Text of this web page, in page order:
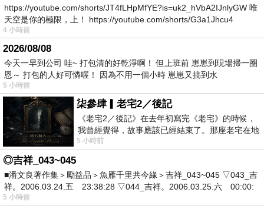
https://youtube.com/shorts/JT4fLHpMfYE?is=uk2_hVbA2IJnlyGW 唯
天空是你的極限，上！ https://youtube.com/shorts/G3a1Jhcu4
4 小時前
2026/08/08
今天一早到公司 哇~ 打包清的好乾淨啊！ 但上班前 崽崽到現場掃一圈
恩～ 打包的人好可憐喔！ 因為不用一個小時 崽崽又搞到水
5 小時前
柒參肆▎老宅2／後記
《老宅2／後記》在去年初寫完《老宅》的時候，
我曾經覺得，故事應該已經結束了。那座老宅在地
震中倒塌，七個人終於離開那片黑暗，
5 小時前
◎吉祥_043~045
■潘文良著作集＞勵益品＞魚雁千里共今緣＞吉祥_043~045 ▽043_吉
祥。2006.03.24.五 23:38:28 ▽044_吉祥。2006.03.25.六 00:00:
5 小時前